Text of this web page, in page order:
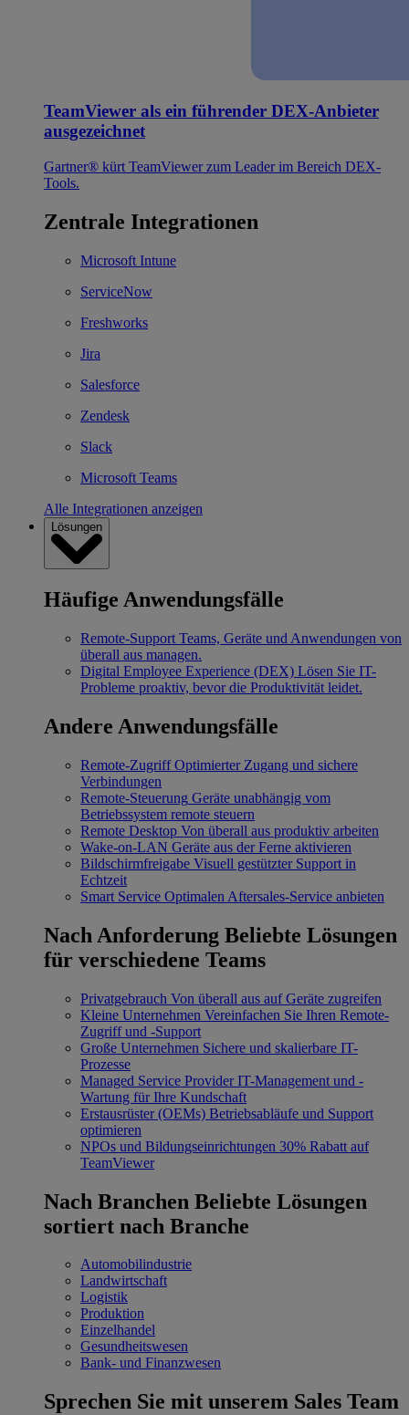
TeamViewer als ein führender DEX-Anbieter
ausgezeichnet
Gartner® kürt TeamViewer zum Leader im Bereich DEX-
Tools.
Zentrale Integrationen
Microsoft Intune
ServiceNow
Freshworks
Jira
Salesforce
Zendesk
Slack
Microsoft Teams
Alle Integrationen anzeigen
Lösungen
Häufige Anwendungsfälle
Remote-Support Teams, Geräte und Anwendungen von
überall aus managen.
Digital Employee Experience (DEX) Lösen Sie IT-
Probleme proaktiv, bevor die Produktivität leidet.
Andere Anwendungsfälle
Remote-Zugriff Optimierter Zugang und sichere
Verbindungen
Remote-Steuerung Geräte unabhängig vom
Betriebssystem remote steuern
Remote Desktop Von überall aus produktiv arbeiten
Wake-on-LAN Geräte aus der Ferne aktivieren
Bildschirmfreigabe Visuell gestützter Support in
Echtzeit
Smart Service Optimalen Aftersales-Service anbieten
Nach Anforderung Beliebte Lösungen
für verschiedene Teams
Privatgebrauch Von überall aus auf Geräte zugreifen
Kleine Unternehmen Vereinfachen Sie Ihren Remote-
Zugriff und -Support
Große Unternehmen Sichere und skalierbare IT-
Prozesse
Managed Service Provider IT-Management und -
Wartung für Ihre Kundschaft
Erstausrüster (OEMs) Betriebsabläufe und Support
optimieren
NPOs und Bildungseinrichtungen 30% Rabatt auf
TeamViewer
Nach Branchen Beliebte Lösungen
sortiert nach Branche
Automobilindustrie
Landwirtschaft
Logistik
Produktion
Einzelhandel
Gesundheitswesen
Bank- und Finanzwesen
Sprechen Sie mit unserem Sales Team